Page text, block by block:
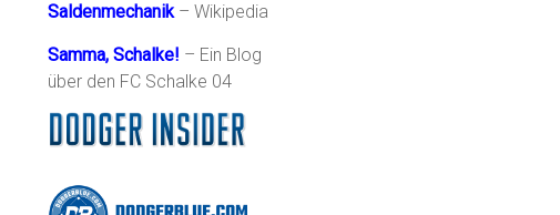
Saldenmechanik– Wikipedia
Samma, Schalke! – Ein Blog
über den FC Schalke 04